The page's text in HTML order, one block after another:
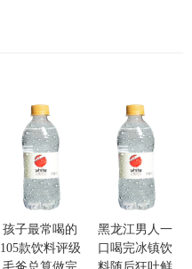
孩子最常喝的
105款饮料评级
黑龙江男人一
口喝完冰镇饮